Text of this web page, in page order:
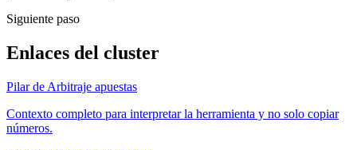
Siguiente paso
Enlaces del cluster
Pilar de Arbitraje apuestas
Contexto completo para interpretar la herramienta y no solo copiar
números.